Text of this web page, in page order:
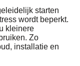
starten
wordt beperkt.
kleinere
Zo
installatie en